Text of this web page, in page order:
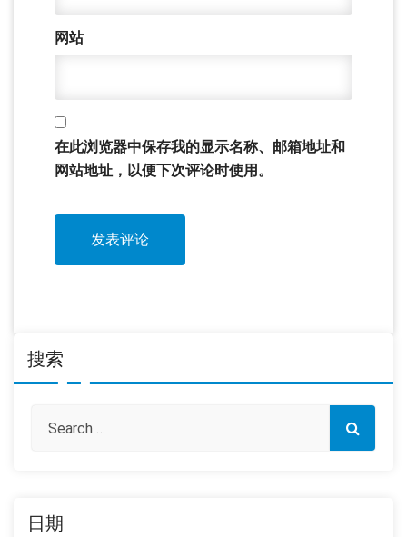
网站
在此浏览器中保存我的显示名称、邮箱地址和
网站地址，以便下次评论时使用。
搜索
日期